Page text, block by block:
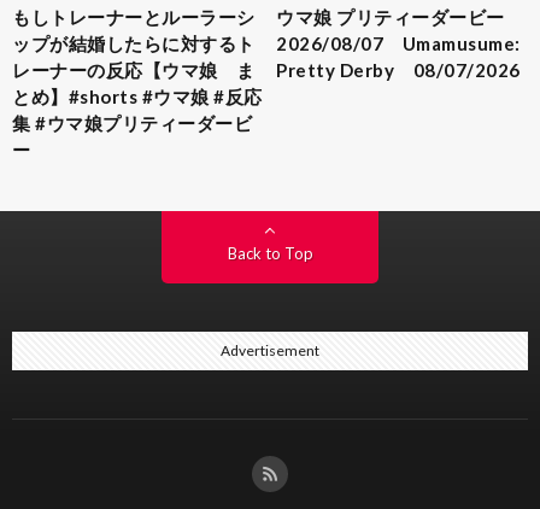
もしトレーナーとルーラーシ
ップが結婚したらに対するト
レーナーの反応【ウマ娘 ま
とめ】#shorts #ウマ娘 #反応
集 #ウマ娘プリティーダービ
ー
ウマ娘 プリティーダービー
2026/08/07 Umamusume:
Pretty Derby 08/07/2026
Back to Top
Advertisement